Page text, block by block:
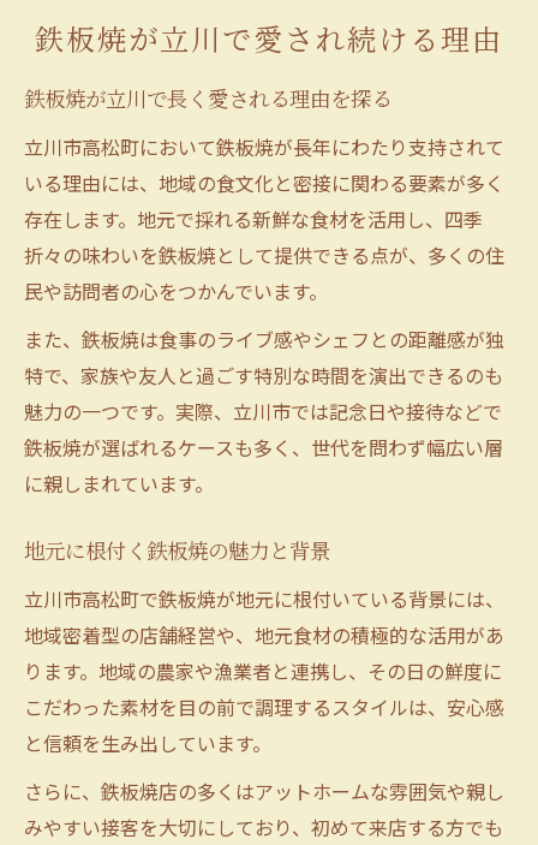
鉄板焼が立川で愛され続ける理由
鉄板焼が立川で長く愛される理由を探る
立川市高松町において鉄板焼が長年にわたり支持されて
いる理由には、地域の食文化と密接に関わる要素が多く
存在します。地元で採れる新鮮な食材を活用し、四季
折々の味わいを鉄板焼として提供できる点が、多くの住
民や訪問者の心をつかんでいます。
また、鉄板焼は食事のライブ感やシェフとの距離感が独
特で、家族や友人と過ごす特別な時間を演出できるのも
魅力の一つです。実際、立川市では記念日や接待などで
鉄板焼が選ばれるケースも多く、世代を問わず幅広い層
に親しまれています。
地元に根付く鉄板焼の魅力と背景
立川市高松町で鉄板焼が地元に根付いている背景には、
地域密着型の店舗経営や、地元食材の積極的な活用があ
ります。地域の農家や漁業者と連携し、その日の鮮度に
こだわった素材を目の前で調理するスタイルは、安心感
と信頼を生み出しています。
さらに、鉄板焼店の多くはアットホームな雰囲気や親し
みやすい接客を大切にしており、初めて来店する方でも